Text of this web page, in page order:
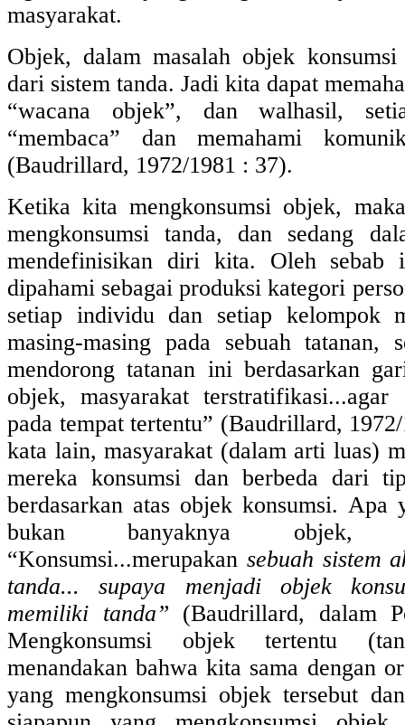
masyarakat.
Objek, dalam masalah objek
dari sistem tanda. Jadi kita dapat
“wacana objek”, dan walhasil,
“membaca” dan memahami
(Baudrillard, 1972/1981 : 37).
Ketika kita mengkonsumsi objek,
mengkonsumsi tanda, dan sedang
mendefinisikan diri kita. Oleh sebab
dipahami sebagai produksi kategori
setiap individu dan setiap kelompok
masing-masing pada sebuah tatanan,
mendorong tatanan ini berdasarkan
objek, masyarakat
pada tempat tertentu” (Baudrillard,
kata lain, masyarakat (dalam arti luas)
mereka konsumsi dan berbeda dari
berdasarkan atas objek konsumsi. Apa
bukan banyaknya objek,
“Konsumsi...merupakan sebuah sistem
tanda... supaya menjadi objek
memiliki tanda” (Baudrillard, dalam
Mengkonsumsi objek tertentu
menandakan bahwa kita sama dengan
yang mengkonsumsi objek tersebut